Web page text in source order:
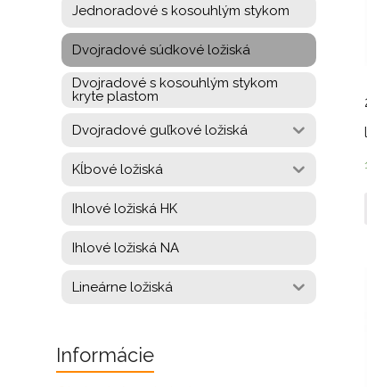
Jednoradové s kosouhlým stykom
Dvojradové súdkové ložiská
Dvojradové s kosouhlým stykom
kryte plastom
Dvojradové guľkové ložiská
Kĺbové ložiská
Ihlové ložiská HK
Ihlové ložiská NA
Lineárne ložiská
Informácie